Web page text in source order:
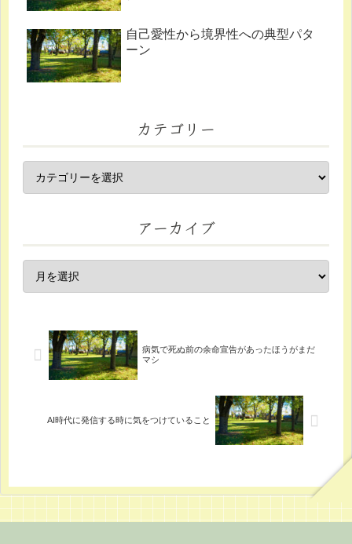
自己愛性から境界性への典型パタ
ーン
カテゴリー
アーカイブ
病気で死ぬ前の余命宣告があったほうがまだ
マシ
AI時代に発信する時に気をつけていること